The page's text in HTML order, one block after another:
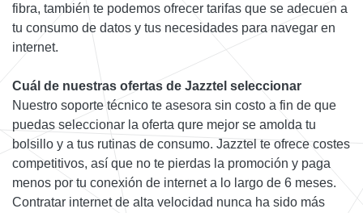
fibra, también te podemos ofrecer tarifas que se adecuen a
tu consumo de datos y tus necesidades para navegar en
internet.
Cuál de nuestras ofertas de Jazztel seleccionar
Nuestro soporte técnico te asesora sin costo a fin de que
puedas seleccionar la oferta qure mejor se amolda tu
bolsillo y a tus rutinas de consumo. Jazztel te ofrece costes
competitivos, así que no te pierdas la promoción y paga
menos por tu conexión de internet a lo largo de 6 meses.
Contratar internet de alta velocidad nunca ha sido más